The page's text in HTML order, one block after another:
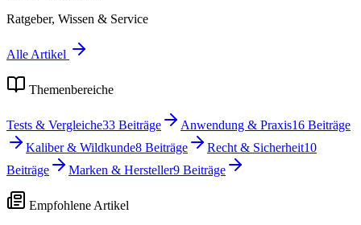
Ratgeber, Wissen & Service
Alle Artikel
Themenbereiche
Tests & Vergleiche33 Beiträge Anwendung & Praxis16 Beiträge
Kaliber & Wildkunde8 Beiträge Recht & Sicherheit10
Beiträge
Marken & Hersteller9 Beiträge
Empfohlene Artikel